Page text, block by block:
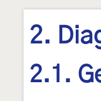
2.
2.1.